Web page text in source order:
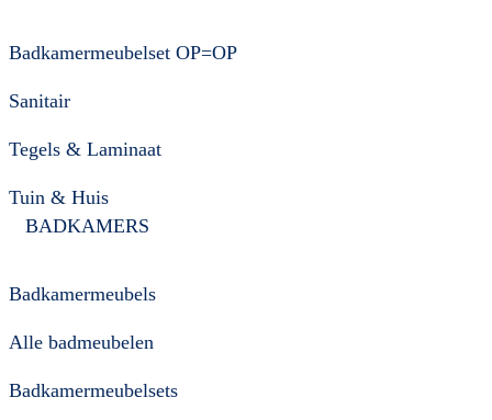
Badkamermeubelset OP=OP
Sanitair
Tegels & Laminaat
Tuin & Huis
BADKAMERS
Badkamermeubels
Alle badmeubelen
Badkamermeubelsets